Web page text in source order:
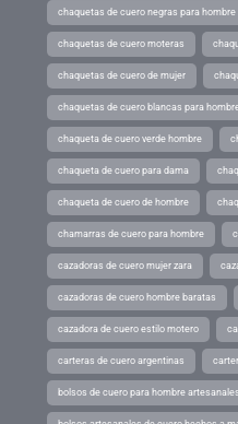
chaquetas de cuero negras para hombre
chaquetas de cuero moteras
chaquetas de cuero de mujer
chaquetas de cuero blancas para
chaqueta de cuero verde hombre
chaqueta de cuero para dama
chaqueta de cuero de hombre
chamarras de cuero para hombre
cazadoras de cuero mujer zara
cazadoras de cuero hombre baratas
cazadora de cuero estilo motero
carteras de cuero argentinas
bolsos de cuero para hombre artesanales